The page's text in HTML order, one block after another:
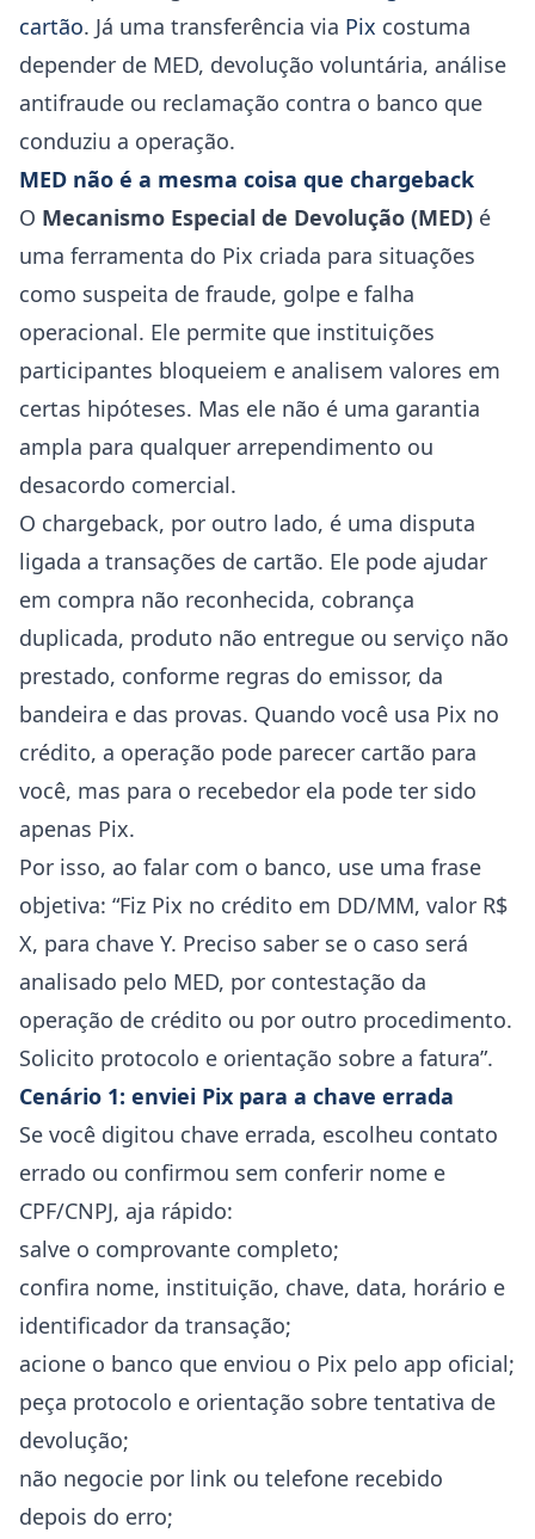
cartão. Já uma transferência via Pix costuma
depender de MED, devolução voluntária, análise
antifraude ou reclamação contra o banco que
conduziu a operação.
MED não é a mesma coisa que chargeback
O Mecanismo Especial de Devolução (MED) é
uma ferramenta do Pix criada para situações
como suspeita de fraude, golpe e falha
operacional. Ele permite que instituições
participantes bloqueiem e analisem valores em
certas hipóteses. Mas ele não é uma garantia
ampla para qualquer arrependimento ou
desacordo comercial.
O chargeback, por outro lado, é uma disputa
ligada a transações de cartão. Ele pode ajudar
em compra não reconhecida, cobrança
duplicada, produto não entregue ou serviço não
prestado, conforme regras do emissor, da
bandeira e das provas. Quando você usa Pix no
crédito, a operação pode parecer cartão para
você, mas para o recebedor ela pode ter sido
apenas Pix.
Por isso, ao falar com o banco, use uma frase
objetiva: “Fiz Pix no crédito em DD/MM, valor R$
X, para chave Y. Preciso saber se o caso será
analisado pelo MED, por contestação da
operação de crédito ou por outro procedimento.
Solicito protocolo e orientação sobre a fatura”.
Cenário 1: enviei Pix para a chave errada
Se você digitou chave errada, escolheu contato
errado ou confirmou sem conferir nome e
CPF/CNPJ, aja rápido:
salve o comprovante completo;
confira nome, instituição, chave, data, horário e
identificador da transação;
acione o banco que enviou o Pix pelo app oficial;
peça protocolo e orientação sobre tentativa de
devolução;
não negocie por link ou telefone recebido
depois do erro;